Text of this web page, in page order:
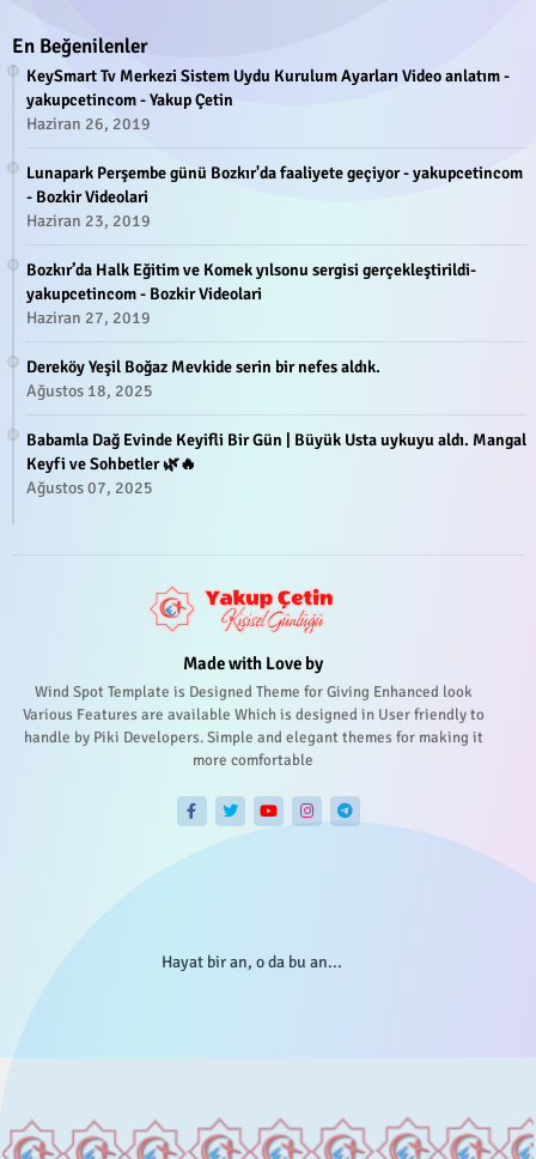
En Beğenilenler
KeySmart Tv Merkezi Sistem Uydu Kurulum Ayarları Video anlatım -
yakupcetincom - Yakup Çetin
Haziran 26, 2019
Lunapark Perşembe günü Bozkır'da faaliyete geçiyor - yakupcetincom
- Bozkir Videolari
Haziran 23, 2019
Bozkır’da Halk Eğitim ve Komek yılsonu sergisi gerçekleştirildi-
yakupcetincom - Bozkir Videolari
Haziran 27, 2019
Dereköy Yeşil Boğaz Mevkide serin bir nefes aldık.
Ağustos 18, 2025
Babamla Dağ Evinde Keyifli Bir Gün | Büyük Usta uykuyu aldı. Mangal
Keyfi ve Sohbetler 🌿🔥
Ağustos 07, 2025
Made with Love by
Wind Spot Template is Designed Theme for Giving Enhanced look
Various Features are available Which is designed in User friendly to
handle by Piki Developers. Simple and elegant themes for making it
more comfortable
Hayat bir an, o da bu an...